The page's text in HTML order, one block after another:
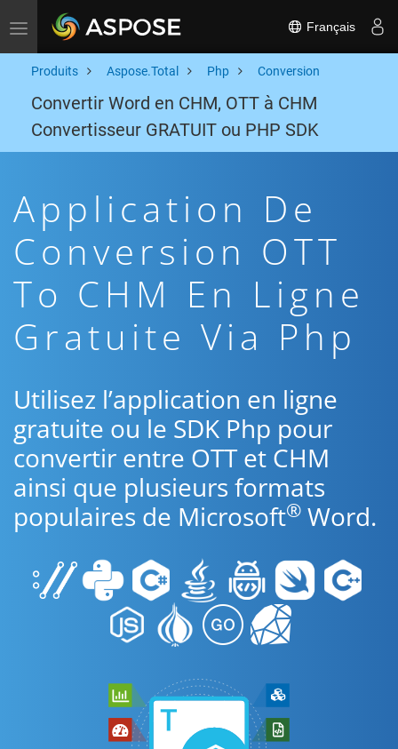
Toggle navigation Français
Produits Aspose.Total Php Conversion
Convertir Word en CHM, OTT à CHM
Convertisseur GRATUIT ou PHP SDK
Application De
Conversion OTT
To CHM En Ligne
Gratuite Via Php
Utilisez l’application en ligne
gratuite ou le SDK Php pour
convertir entre OTT et CHM
ainsi que plusieurs formats
populaires de Microsoft® Word.